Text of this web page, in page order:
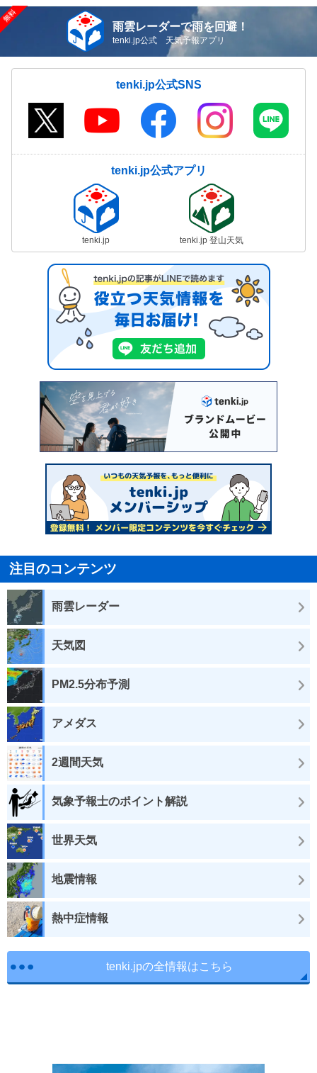
雨雲レーダーで雨を回避！
tenki.jp公式 天気予報アプリ
tenki.jp公式SNS
tenki.jp公式アプリ
tenki.jp tenki.jp 登山天気
注目のコンテンツ
雨雲レーダー
天気図
PM2.5分布予測
アメダス
2週間天気
気象予報士のポイント解説
世界天気
地震情報
熱中症情報
tenki.jpの全情報はこちら